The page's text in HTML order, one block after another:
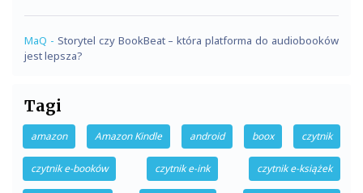
MaQ - Storytel czy BookBeat – która platforma do audiobooków
jest lepsza?
Tagi
amazon Amazon Kindle android boox czytnik
czytnik e-booków czytnik e-ink czytnik e-książek